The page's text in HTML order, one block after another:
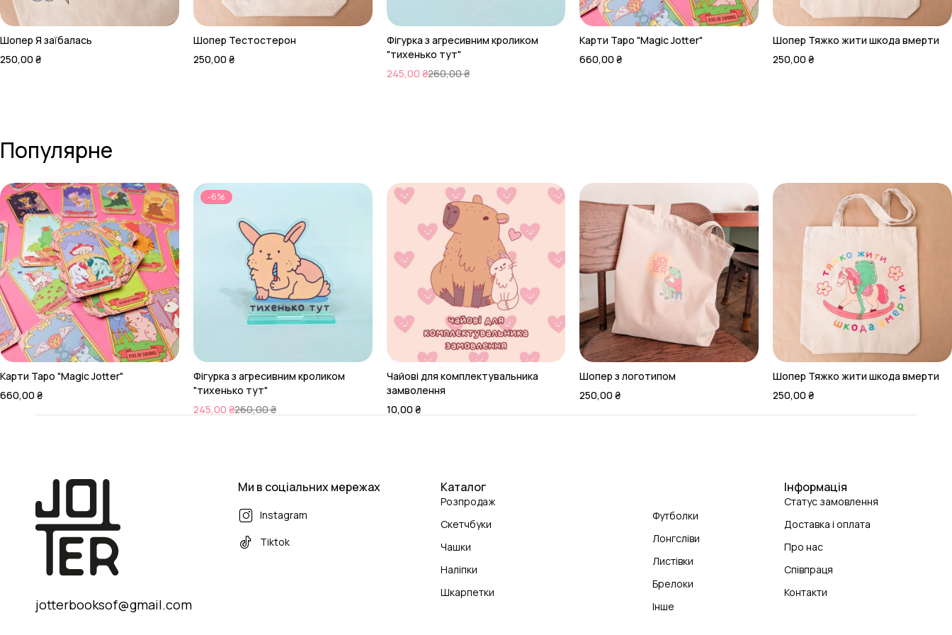
Шопер Я заїбалась
250,00 ₴
Шопер Тестостерон
250,00 ₴
Фігурка з агресивним кроликом
"тихенько тут"
260,00₴
245,00 ₴
Карти Таро "Magic Jotter"
660,00₴
Шопер Тяжко жити шкода вмерти
250,00₴
Популярне
Карти Таро "Magic Jotter"
660,00 ₴
-6%
Фігурка з агресивним кроликом
"тихенько тут"
260,00₴
245,00 ₴
Чайові для комплектувальника
замволення
10,00 ₴
Шопер з логотипом
250,00₴
Шопер Тяжко жити шкода вмерти
250,00₴
Футболки
Лонгсліви
Листівки
Брелоки
Інше
Інформація
Статус замовлення
Доставка і оплата
Про нас
Співпраця
Контакти
Каталог
Розпродаж
Скетчбуки
Чашки
Наліпки
Шкарпетки
Ми в соціальних мережах
Instagram
Tiktok
jotterbooksof@gmail.com